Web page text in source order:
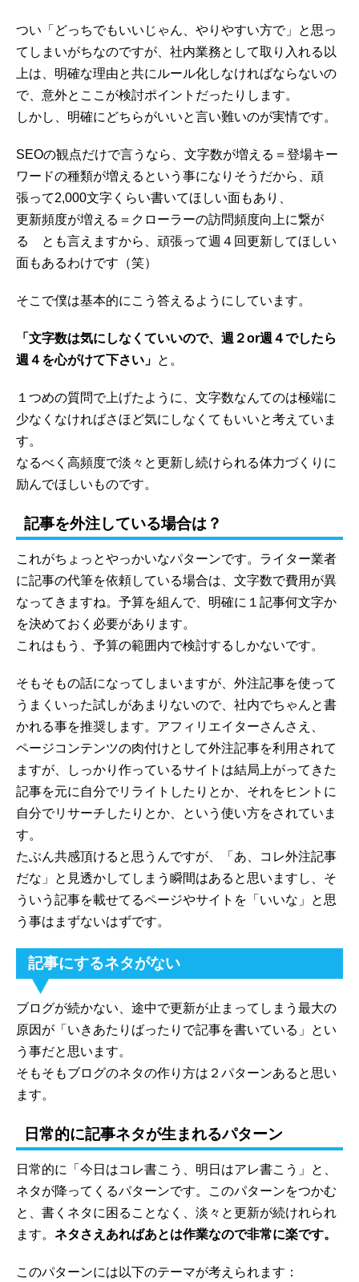
つい「どっちでもいいじゃん、やりやすい方で」と思っ
てしまいがちなのですが、社内業務として取り入れる以
上は、明確な理由と共にルール化しなければならないの
で、意外とここが検討ポイントだったりします。
しかし、明確にどちらがいいと言い難いのが実情です。
SEOの観点だけで言うなら、文字数が増える＝登場キー
ワードの種類が増えるという事になりそうだから、頑
張って2,000文字くらい書いてほしい面もあり、
更新頻度が増える＝クローラーの訪問頻度向上に繋が
る とも言えますから、頑張って週４回更新してほしい
面もあるわけです（笑）
そこで僕は基本的にこう答えるようにしています。
「文字数は気にしなくていいので、週２or週４でしたら
週４を心がけて下さい」 と。
１つめの質問で上げたように、文字数なんてのは極端に
少なくなければさほど気にしなくてもいいと考えていま
す。
なるべく高頻度で淡々と更新し続けられる体力づくりに
励んでほしいものです。
記事を外注している場合は？
これがちょっとやっかいなパターンです。ライター業者
に記事の代筆を依頼している場合は、文字数で費用が異
なってきますね。予算を組んで、明確に１記事何文字か
を決めておく必要があります。
これはもう、予算の範囲内で検討するしかないです。
そもそもの話になってしまいますが、外注記事を使って
うまくいった試しがあまりないので、社内でちゃんと書
かれる事を推奨します。アフィリエイターさんさえ、
ページコンテンツの肉付けとして外注記事を利用されて
ますが、しっかり作っているサイトは結局上がってきた
記事を元に自分でリライトしたりとか、それをヒントに
自分でリサーチしたりとか、という使い方をされていま
す。
たぶん共感頂けると思うんですが、「あ、コレ外注記事
だな」と見透かしてしまう瞬間はあると思いますし、そ
ういう記事を載せてるページやサイトを「いいな」と思
う事はまずないはずです。
記事にするネタがない
ブログが続かない、途中で更新が止まってしまう最大の
原因が「いきあたりばったりで記事を書いている」とい
う事だと思います。
そもそもブログのネタの作り方は２パターンあると思い
ます。
日常的に記事ネタが生まれるパターン
日常的に「今日はコレ書こう、明日はアレ書こう」と、
ネタが降ってくるパターンです。このパターンをつかむ
と、書くネタに困ることなく、淡々と更新が続けれられ
ます。 ネタさえあればあとは作業なので非常に楽です。
このパターンには以下のテーマが考えられます：